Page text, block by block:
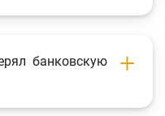
банковскую